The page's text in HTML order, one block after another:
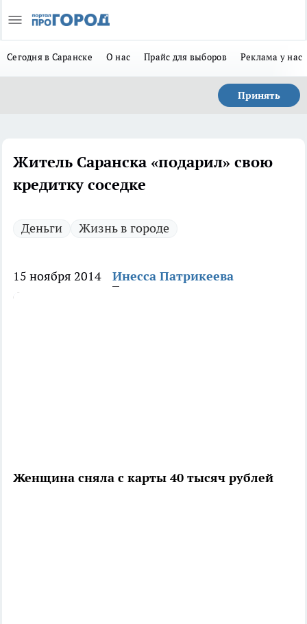
Сегодня в Саранске О нас Прайс для выборов Реклама у нас
Принять
Житель Саранска «подарил» свою
кредитку соседке
Деньги Жизнь в городе
15 ноября 2014 Инесса Патрикеева
Женщина сняла с карты 40 тысяч рублей